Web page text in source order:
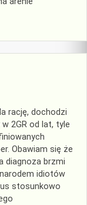
rację, dochodzi
2GR od lat, tyle
Obawiam się że
diagnoza brzmi
idiotów
stosunkowo